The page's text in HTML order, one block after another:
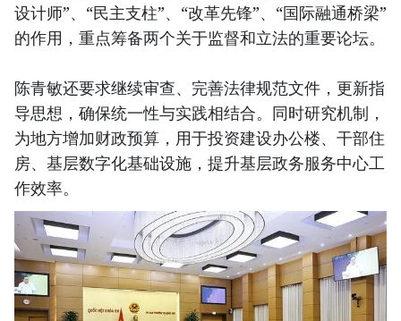
设计师”、“民主支柱”、“改革先锋”、“国际融通桥梁”
的作用，重点筹备两个关于监督和立法的重要论坛。
陈青敏还要求继续审查、完善法律规范文件，更新指
导思想，确保统一性与实践相结合。同时研究机制，
为地方增加财政预算，用于投资建设办公楼、干部住
房、基层数字化基础设施，提升基层政务服务中心工
作效率。